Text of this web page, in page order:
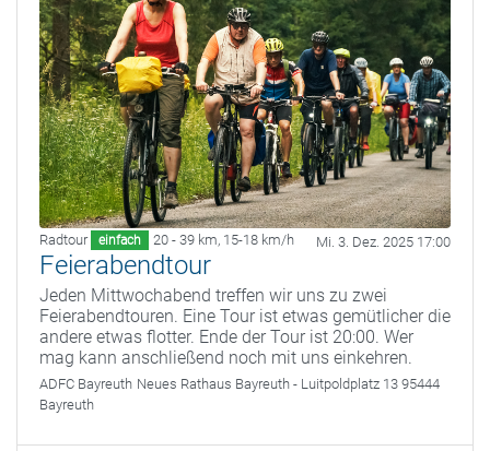
Radtour einfach 20 - 39 km, 15-18 km/h Mi. 3. Dez. 2025 17:00
Feierabendtour
Jeden Mittwochabend treffen wir uns zu zwei
Feierabendtouren. Eine Tour ist etwas gemütlicher die
andere etwas flotter. Ende der Tour ist 20:00. Wer
mag kann anschließend noch mit uns einkehren.
ADFC Bayreuth Neues Rathaus Bayreuth - Luitpoldplatz 13 95444
Bayreuth